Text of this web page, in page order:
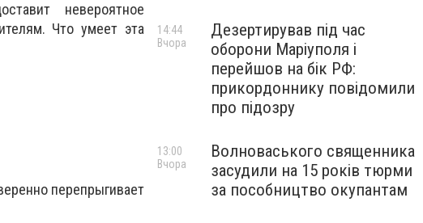
невероятное
Что умеет эта
перепрыгивает
Дезертирував під час
оборони Маріуполя і
перейшов на бік РФ:
прикордоннику повідомили
про підозру
14:44
Вчора
Волноваського священника
засудили на 15 років тюрми
за пособництво окупантам
13:00
Вчора